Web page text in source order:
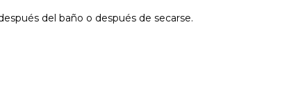
del baño o después de secarse.